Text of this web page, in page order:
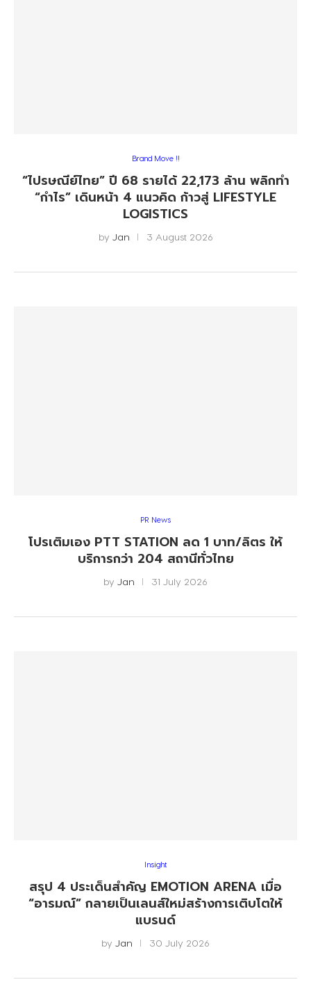
Brand Move !!
“ไปรษณีย์ไทย” ปี 68 รายได้ 22,173 ล้าน พลิกทำ
“กำไร” เดินหน้า 4 แนวคิด ก้าวสู่ LIFESTYLE
LOGISTICS
by Jan 3 August 2026
PR News
โปรเติมเอง PTT STATION ลด 1 บาท/ลิตร ให้
บริการกว่า 204 สถานีทั่วไทย
by Jan 31 July 2026
Insight
สรุป 4 ประเด็นสำคัญ EMOTION ARENA เมื่อ
“อารมณ์” กลายเป็นเลนส์ใหม่สร้างการเติบโตให้
แบรนด์
by Jan 30 July 2026